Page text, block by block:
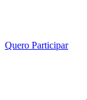
Quero Participar